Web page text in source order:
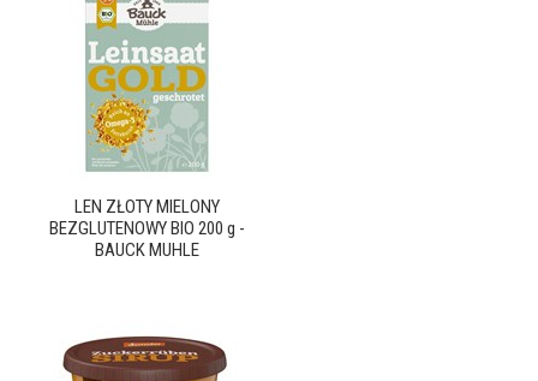
LEN ZŁOTY MIELONY
BEZGLUTENOWY BIO 200 g -
BAUCK MUHLE